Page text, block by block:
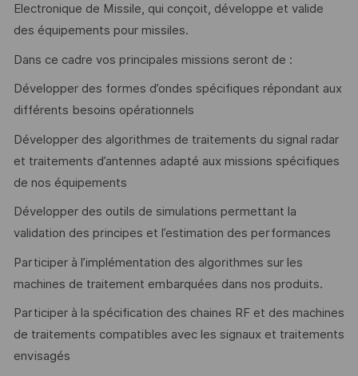
Electronique de Missile, qui conçoit, développe et valide
des équipements pour missiles.
Dans ce cadre vos principales missions seront de :
Développer des formes d’ondes spécifiques répondant aux
différents besoins opérationnels
Développer des algorithmes de traitements du signal radar
et traitements d’antennes adapté aux missions spécifiques
de nos équipements
Développer des outils de simulations permettant la
validation des principes et l’estimation des performances
Participer à l’implémentation des algorithmes sur les
machines de traitement embarquées dans nos produits.
Participer à la spécification des chaines RF et des machines
de traitements compatibles avec les signaux et traitements
envisagés